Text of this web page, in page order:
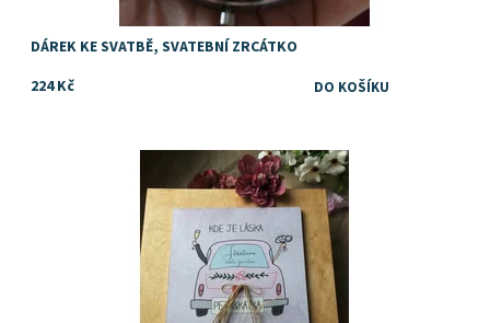
DÁREK KE SVATBĚ, SVATEBNÍ ZRCÁTKO
224 Kč
Nápad tip jak vtipně darovat peníze ke svatbě
Skladem